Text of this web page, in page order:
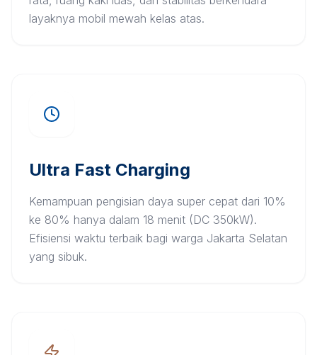
layaknya mobil mewah kelas atas.
Ultra Fast Charging
Kemampuan pengisian daya super cepat dari 10%
ke 80% hanya dalam 18 menit (DC 350kW).
Efisiensi waktu terbaik bagi warga Jakarta Selatan
yang sibuk.